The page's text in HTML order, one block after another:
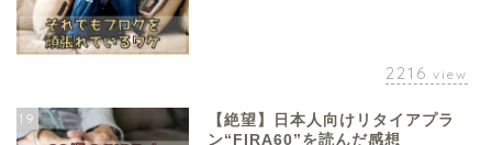
2216 view
19
【絶望】日本人向けリタイアプラ
ン“FIRA60”を読んだ感想